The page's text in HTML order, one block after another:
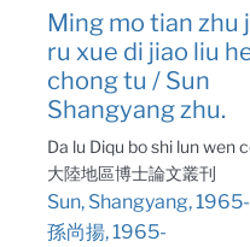
Ming mo tian zhu
ru xue di jiao liu
chong tu / Sun
Shangyang zhu.
Da lu Diqu bo shi lun wen
大陸地區博士論文叢刊
Sun, Shangyang, 1965-
孫尚揚, 1965-